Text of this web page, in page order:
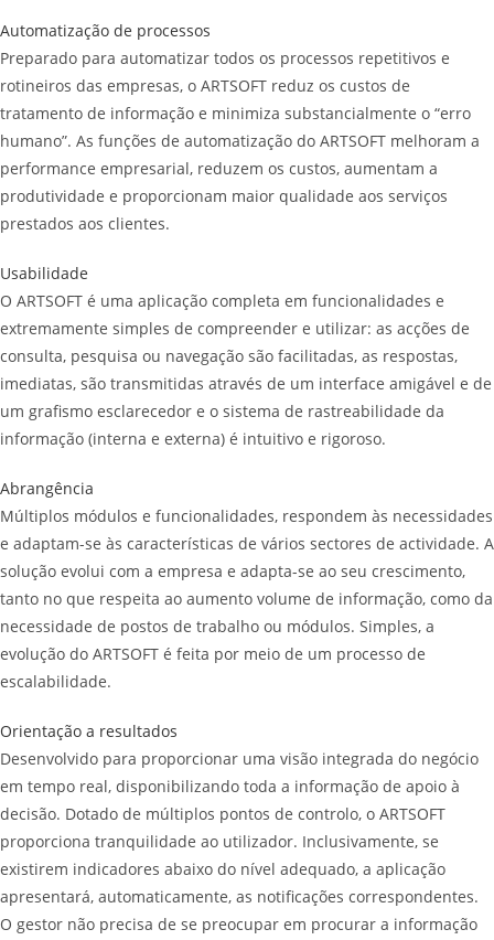
Automatização de processos
Preparado para automatizar todos os processos repetitivos e
rotineiros das empresas, o ARTSOFT reduz os custos de
tratamento de informação e minimiza substancialmente o “erro
humano”. As funções de automatização do ARTSOFT melhoram a
performance empresarial, reduzem os custos, aumentam a
produtividade e proporcionam maior qualidade aos serviços
prestados aos clientes.
Usabilidade
O ARTSOFT é uma aplicação completa em funcionalidades e
extremamente simples de compreender e utilizar: as acções de
consulta, pesquisa ou navegação são facilitadas, as respostas,
imediatas, são transmitidas através de um interface amigável e de
um grafismo esclarecedor e o sistema de rastreabilidade da
informação (interna e externa) é intuitivo e rigoroso.
Abrangência
Múltiplos módulos e funcionalidades, respondem às necessidades
e adaptam-se às características de vários sectores de actividade. A
solução evolui com a empresa e adapta-se ao seu crescimento,
tanto no que respeita ao aumento volume de informação, como da
necessidade de postos de trabalho ou módulos. Simples, a
evolução do ARTSOFT é feita por meio de um processo de
escalabilidade.
Orientação a resultados
Desenvolvido para proporcionar uma visão integrada do negócio
em tempo real, disponibilizando toda a informação de apoio à
decisão. Dotado de múltiplos pontos de controlo, o ARTSOFT
proporciona tranquilidade ao utilizador. Inclusivamente, se
existirem indicadores abaixo do nível adequado, a aplicação
apresentará, automaticamente, as notificações correspondentes.
O gestor não precisa de se preocupar em procurar a informação